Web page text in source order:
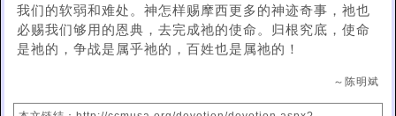
我们的软弱和难处。神怎样赐摩西更多的神迹奇事，祂也
必赐我们够用的恩典，去完成祂的使命。归根究底，使命
是祂的，争战是属乎祂的，百姓也是属祂的！
～陈明斌